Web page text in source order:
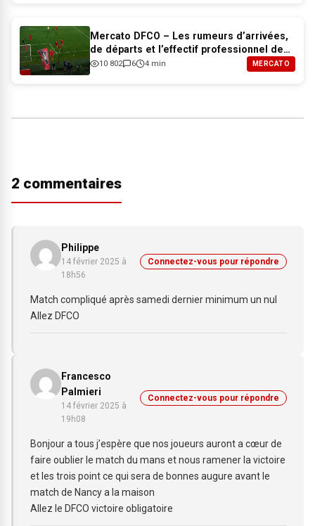
Mercato DFCO – Les rumeurs d’arrivées,
de départs et l’effectif professionnel de
Dijon pour 2026-2027
10 802 6 4 min MERCATO
2 commentaires
Philippe
14 février 2025 à
18h56
Connectez-vous pour répondre
Match compliqué après samedi dernier minimum un nul
Allez DFCO
Francesco
Palmieri
14 février 2025 à
19h08
Connectez-vous pour répondre
Bonjour a tous j’espère que nos joueurs auront a cœur de
faire oublier le match du mans et nous ramener la victoire
et les trois point ce qui sera de bonnes augure avant le
match de Nancy a la maison
Allez le DFCO victoire obligatoire